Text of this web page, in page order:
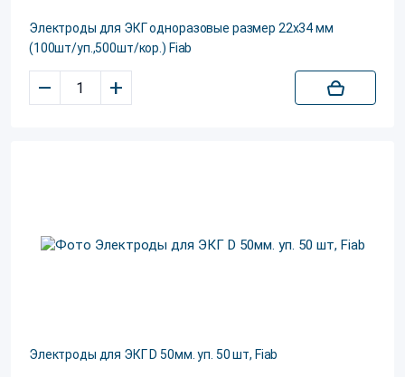
Электроды для ЭКГ одноразовые размер 22х34 мм
(100шт/уп.,500шт/кор.) Fiab
– +
Электроды для ЭКГ D 50мм. уп. 50 шт, Fiab